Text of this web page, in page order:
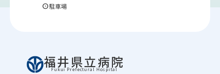
expand_circle_right駐車場
福井県立病院
Fukui Prefectural Hospital